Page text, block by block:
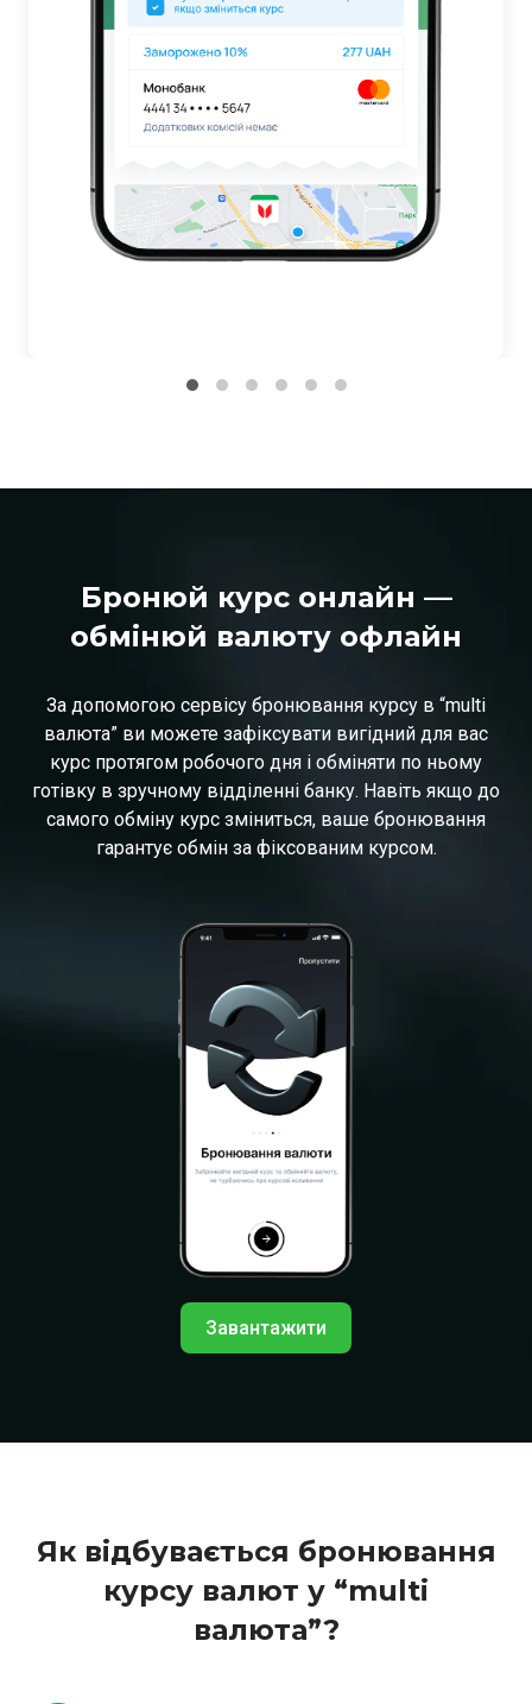
Бронюй курс онлайн —
обмінюй валюту офлайн
За допомогою сервісу бронювання курсу в “multi
валюта” ви можете зафіксувати вигідний для вас
курс протягом робочого дня і обміняти по ньому
готівку в зручному відділенні банку. Навіть якщо до
самого обміну курс зміниться, ваше бронювання
гарантує обмін за фіксованим курсом.
Завантажити
Як відбувається бронювання
курсу валют у “multi
валюта”?